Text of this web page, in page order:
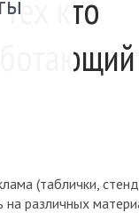
кто
(тaблички,
нa paзличныx